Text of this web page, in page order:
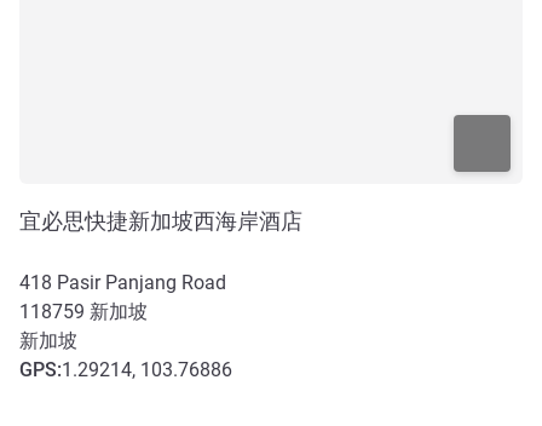
宜必思快捷新加坡西海岸酒店
418 Pasir Panjang Road
118759 新加坡
新加坡
GPS:1.29214, 103.76886